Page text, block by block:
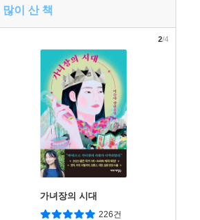
많이 산 책
가녀장의 시대
226건
2/4